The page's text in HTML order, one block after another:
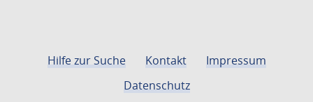
Hilfe zur Suche Kontakt
Impressum
Datenschutz